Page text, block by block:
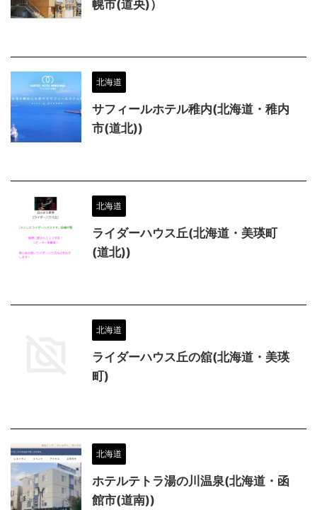
幌市(道央)）
北海道
サフィールホテル稚内(北海道・稚内
市(道北))
北海道
ライダーハウス丘(北海道・美瑛町
(道北))
北海道
ライダーハウス丘の舘(北海道・美瑛
町)
北海道
ホテルテトラ湯の川温泉(北海道・函
館市(道南))